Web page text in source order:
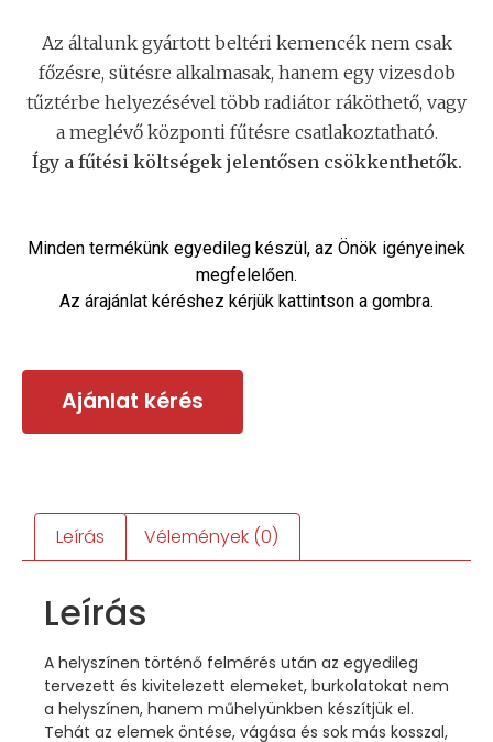
Az általunk gyártott beltéri kemencék nem csak
főzésre, sütésre alkalmasak, hanem egy vizesdob
tűztérbe helyezésével több radiátor ráköthető, vagy
a meglévő központi fűtésre csatlakoztatható.
Így a fűtési költségek jelentősen csökkenthetők.
Minden termékünk egyedileg készül, az Önök igényeinek
megfelelően.
Az árajánlat kéréshez kérjük kattintson a gombra.
Ajánlat kérés
Leírás Vélemények (0)
Leírás
A helyszínen történő felmérés után az egyedileg
tervezett és kivitelezett elemeket, burkolatokat nem
a helyszínen, hanem műhelyünkben készítjük el.
Tehát az elemek öntése, vágása és sok más kosszal,